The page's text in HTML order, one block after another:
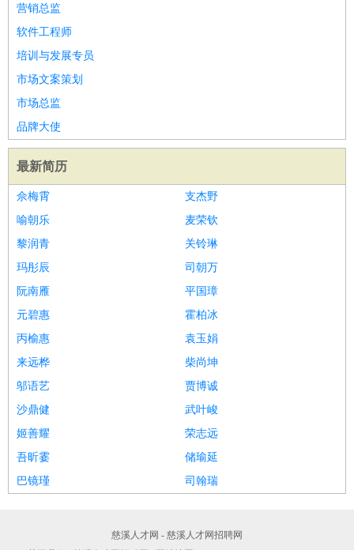
营销总监
软件工程师
培训与发展专员
市场文案策划
市场总监
品牌大使
最新简历
佘梅霄
支杰野
喻朝乐
麦荣钦
黎润青
关铃琳
玛彤辰
司朝万
阮南雁
平国璋
元碧惠
霍柏冰
丙榆惠
袁玉娟
来远桦
柴尚坤
邬语艺
贾博诚
沙鼎健
武叶峻
姬善耀
荣志远
吾昕霎
储瑜延
巴镜瑾
司翰瑞
慈溪人才网 - 慈溪人才网招聘网